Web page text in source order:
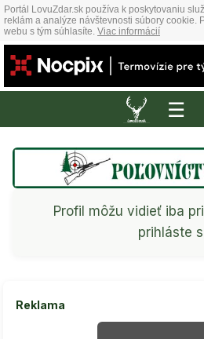
Portál LovuZdar.sk používa k poskytovaniu
reklám a analýze návštevnosti súbory cookie.
webu s tým súhlasíte. Viac informácií
☰
Profil môžu vidieť iba
prihláste
Reklama